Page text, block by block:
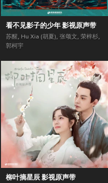
看不见影子的少年 影视原声带
苏醒, Hu Xia (胡夏), 张颂文, 荣梓杉,
郭柯宇
柳叶摘星辰 影视原声带